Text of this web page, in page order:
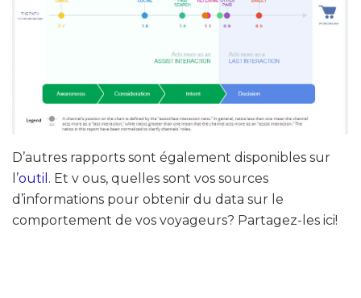
D’autres rapports sont également disponibles sur
l’outil . Et v ous, quelles sont vos sources
d’informations pour obtenir du data sur le
comportement de vos voyageurs? Partagez-les ici!